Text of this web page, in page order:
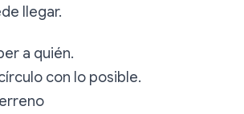
llegar.
a quién.
con lo posible.